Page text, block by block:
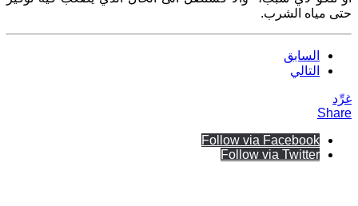
حتى مياه الشرب.
السابق
التالي
غرِّد
Share
Follow via Facebook
Follow via Twitter